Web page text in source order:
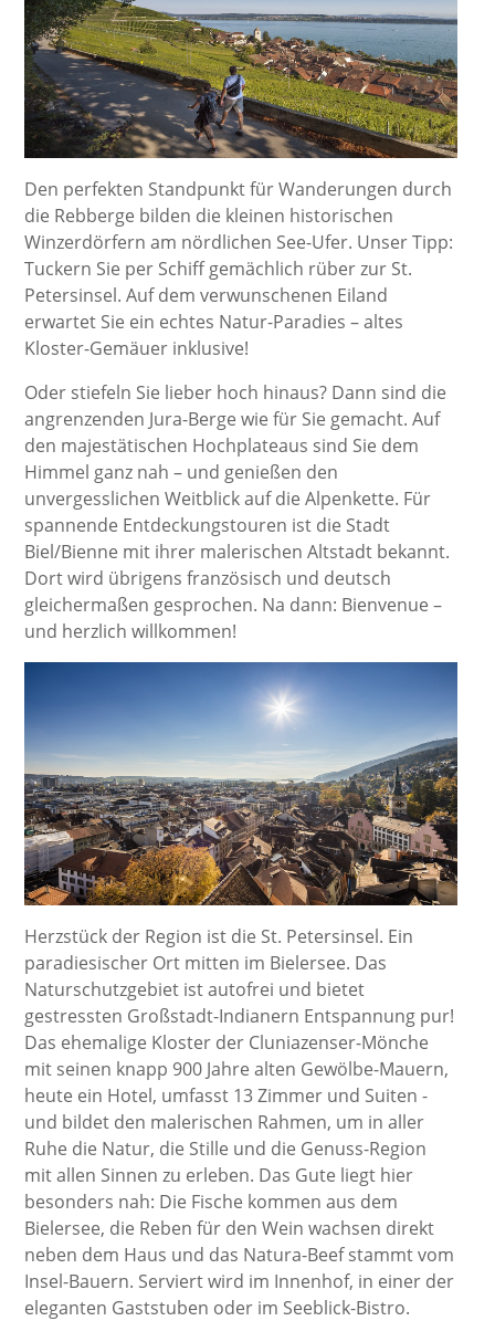
Den perfekten Standpunkt für Wanderungen durch
die Rebberge bilden die kleinen historischen
Winzerdörfern am nördlichen See-Ufer. Unser Tipp:
Tuckern Sie per Schiff gemächlich rüber zur St.
Petersinsel. Auf dem verwunschenen Eiland
erwartet Sie ein echtes Natur-Paradies – altes
Kloster-Gemäuer inklusive!
Oder stiefeln Sie lieber hoch hinaus? Dann sind die
angrenzenden Jura-Berge wie für Sie gemacht. Auf
den majestätischen Hochplateaus sind Sie dem
Himmel ganz nah – und genießen den
unvergesslichen Weitblick auf die Alpenkette. Für
spannende Entdeckungstouren ist die Stadt
Biel/Bienne mit ihrer malerischen Altstadt bekannt.
Dort wird übrigens französisch und deutsch
gleichermaßen gesprochen. Na dann: Bienvenue –
und herzlich willkommen!
Herzstück der Region ist die St. Petersinsel. Ein
paradiesischer Ort mitten im Bielersee. Das
Naturschutzgebiet ist autofrei und bietet
gestressten Großstadt-Indianern Entspannung pur!
Das ehemalige Kloster der Cluniazenser-Mönche
mit seinen knapp 900 Jahre alten Gewölbe-Mauern,
heute ein Hotel, umfasst 13 Zimmer und Suiten -
und bildet den malerischen Rahmen, um in aller
Ruhe die Natur, die Stille und die Genuss-Region
mit allen Sinnen zu erleben. Das Gute liegt hier
besonders nah: Die Fische kommen aus dem
Bielersee, die Reben für den Wein wachsen direkt
neben dem Haus und das Natura-Beef stammt vom
Insel-Bauern. Serviert wird im Innenhof, in einer der
eleganten Gaststuben oder im Seeblick-Bistro.